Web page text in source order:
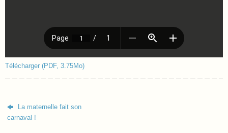
Télécharger (PDF, 3.75Mo)
La maternelle fait son
carnaval !